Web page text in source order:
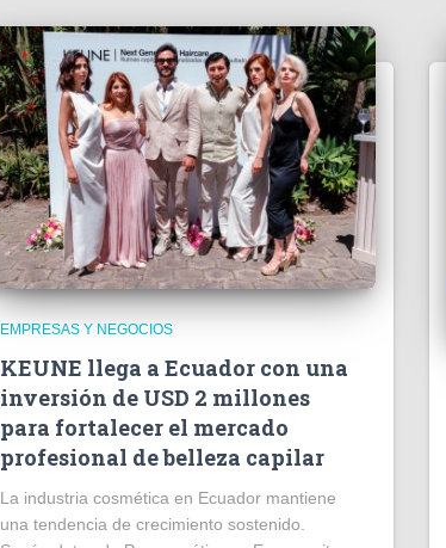
EMPRESAS Y NEGOCIOS
KEUNE llega a Ecuador con una
inversión de USD 2 millones
para fortalecer el mercado
profesional de belleza capilar
La industria cosmética en Ecuador mantiene
una tendencia de crecimiento sostenido.